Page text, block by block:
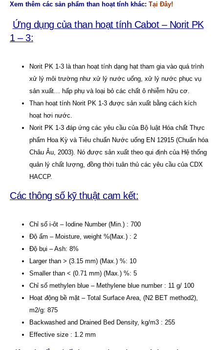
Xem thêm các sản phẩm than hoạt tính khác: Tại Đây!
Ứng dụng của than hoạt tính Cabot – Norit PK
1 – 3:
Norit PK 1-3 là than hoạt tính dạng hạt tham gia vào quá trình
xử lý môi trường như xử lý nước uống, xử lý nước phục vụ
sản xuất… hấp phụ và loại bỏ các chất ô nhiễm hữu cơ.
Than hoạt tính Norit PK 1-3 được sản xuất bằng cách kích
hoạt hơi nước.
Norit PK 1-3 đáp ứng các yêu cầu của Bộ luật Hóa chất Thực
phẩm Hoa Kỳ và Tiêu chuẩn Nước uống EN 12915 (Chuẩn hóa
Châu Âu, 2003). Nó được sản xuất theo qui định của Hệ thống
quản lý chất lượng, đồng thời tuân thủ các yêu cầu của CDX
HACCP.
Các thông số kỹ thuật cam kết:
Chỉ số i-ôt – Iodine Number (Min.) : 700
Độ ẩm – Moisture, weight %(Max.) : 2
Độ bụi – Ash: 8%
Larger than > (3.15 mm) (Max.) %: 10
Smaller than < (0.71 mm) (Max.) %: 5
Chỉ số methylen blue – Methylene blue number : 11 g/ 100
Hoạt động bề mặt – Total Surface Area, (N2 BET method2),
m2/g: 875
Backwashed and Drained Bed Density, kg/m3 : 255
Effective size : 1.2 mm